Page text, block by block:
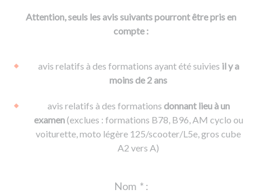
Attention, seuls les avis suivants pourront être pris en
compte :
avis relatifs à des formations ayant été suivies il y a
moins de 2 ans
avis relatifs à des formations donnant lieu à un
examen(exclues : formations B78, B96, AM cyclo ou
voiturette, moto légère 125/scooter/L5e, gros cube
A2 vers A)
* :